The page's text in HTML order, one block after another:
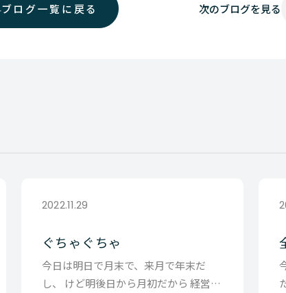
ブログ一覧に戻る 次のブログを見る
2022.11.29
ぐちゃぐちゃ
今日は明日で月末で、来月で年末だ
し、 けど明後日から月初だから 経営会